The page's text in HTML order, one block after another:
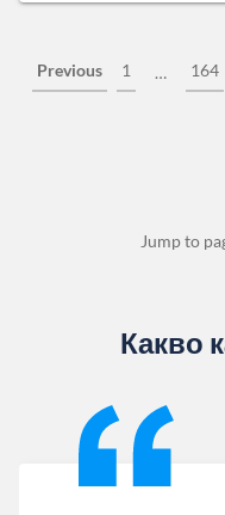
Previous 1 … 164
Jump to
Какво